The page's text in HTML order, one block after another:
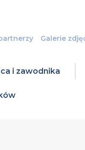
Galerie
i zawodnika